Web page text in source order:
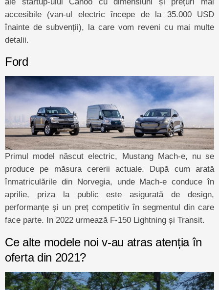
accesibile (van-ul electric începe de la 35.000 USD
înainte de subvenții), la care vom reveni cu mai multe
detalii.
Ford
Primul model născut electric, Mustang Mach-e, nu se
produce pe măsura cererii actuale. După cum arată
înmatriculările din Norvegia, unde Mach-e conduce în
aprilie, priza la public este asigurată de design,
performanțe și un preț competitiv în segmentul din care
face parte. In 2022 urmează F-150 Lightning și Transit.
Ce alte modele noi v-au atras atenția în
oferta din 2021?